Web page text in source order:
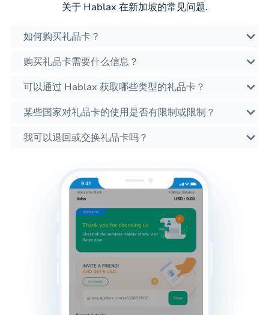
关于 Hablax 在新加坡的常见问题.
如何购买礼品卡？
购买礼品卡需要什么信息？
可以通过 Hablax 获取哪些类型的礼品卡？
某些国家对礼品卡的使用是否有限制或限制？
我可以退回或交换礼品卡吗？